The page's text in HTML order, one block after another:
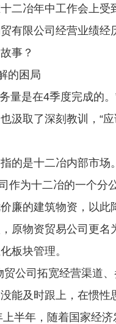
二冶年中工作会上受
限公司经营业绩经
事？
的困局
是在4季度完成的。
汲取了深刻教训，“
是十二冶内部市场。
为十二冶的一个分
廉的建筑物资，以
原物资贸易公司更名
板块管理。
司拓宽经营渠道、
能及时跟上，在惯
半年，随着国家经